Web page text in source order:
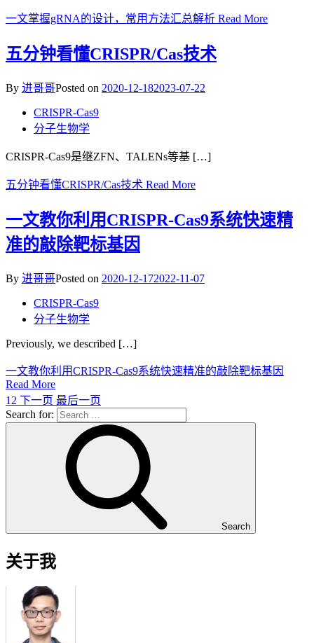
一文掌握gRNA的设计，常用方法汇总解析 Read More
五分钟看懂CRISPR/Cas技术
By 进哥哥Posted on 2020-12-182023-07-22
CRISPR-Cas9
分子生物学
CRISPR-Cas9是继ZFN、TALENs等基 […]
五分钟看懂CRISPR/Cas技术 Read More
一文教你利用CRISPR-Cas9系统快速精
准的敲除靶标基因
By 进哥哥Posted on 2020-12-172022-11-07
CRISPR-Cas9
分子生物学
Previously, we described […]
一文教你利用CRISPR-Cas9系统快速精准的敲除靶标基因
Read More
1 2 下一页 最后一页
Search for:
Search
关于我